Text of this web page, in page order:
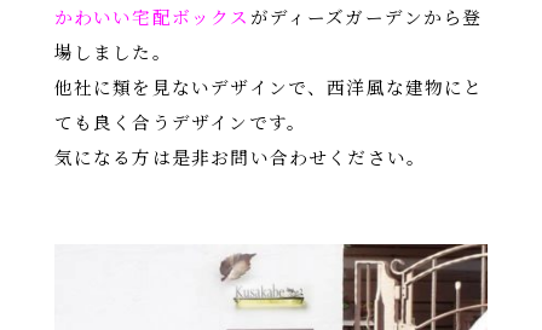
かわいい宅配ボックス がディーズガーデンから登
場しました。
他社に類を見ないデザインで、西洋風な建物にと
ても良く合うデザインです。
気になる方は是非お問い合わせください。